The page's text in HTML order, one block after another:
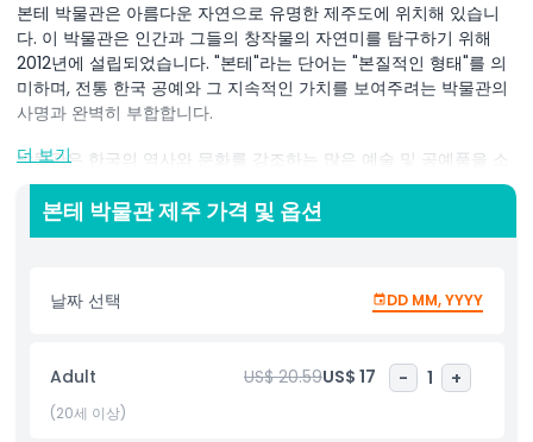
본테 박물관은 아름다운 자연으로 유명한 제주도에 위치해 있습니
다. 이 박물관은 인간과 그들의 창작물의 자연미를 탐구하기 위해
2012년에 설립되었습니다. "본테"라는 단어는 "본질적인 형태"를 의
미하며, 전통 한국 공예와 그 지속적인 가치를 보여주려는 박물관의
사명과 완벽히 부합합니다.
박물관은 한국의 역사와 문화를 강조하는 많은 예술 및 공예품을 소
장하고 있습니다. 여기에는 휴대용 식탁인 "소반", 다채로운 보자기,
나무 가구, 자수 제품, 개인 장신구, 토기 등이 포함됩니다. 이 작품들
은 창립자가 30년 넘게 수집해 온 컬렉션에서 나온 것입니다.
대 사회와 연결합니다. 박물관은 한국 문화의 아름다움을 전 세계 사
록 격려합니다.
더 보기
본테 박물관 제주 가격 및 옵션
날짜 선택 DD MM, YYYY
Adult US$ 20.59US$ 17 - 1 +
(20세 이상)